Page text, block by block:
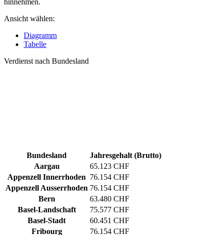
hinnehmen.
Ansicht wählen:
Diagramm
Tabelle
Verdienst nach Bundesland
Bundesland
Jahresgehalt (Brutto)
Aargau
65.123 CHF
Appenzell Innerrhoden 76.154 CHF
Appenzell Ausserrhoden 76.154 CHF
Bern
63.480 CHF
Basel-Landschaft
75.577 CHF
Basel-Stadt
60.451 CHF
Fribourg
76.154 CHF